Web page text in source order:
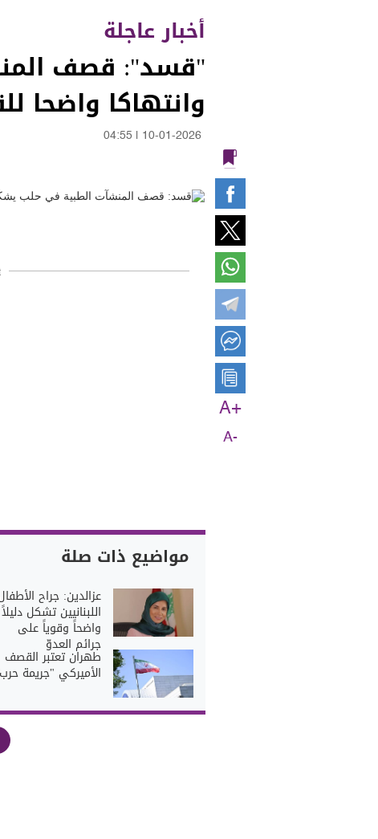
أخبار عاجلة
"قسد": قصف
وانتهاكا واضحا
10-01-2026
04:55
A+
A-
مواضيع ذات صلة
عزالدين: جراح
اللبنانيين تشكل دليلاً
واضحاً وقوياً على
جرائم العدوّ
طهران تعتبر القصف
الأميركي "جريمة